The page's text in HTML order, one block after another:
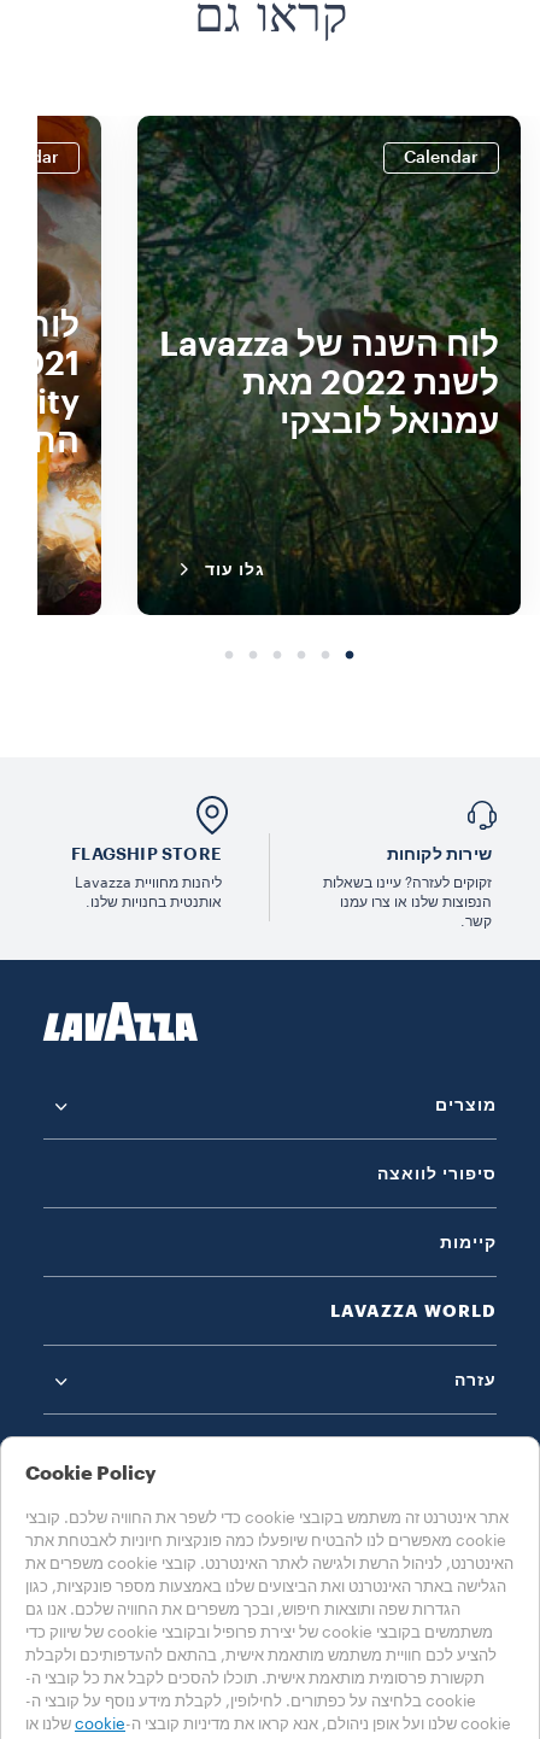
קראו גם
Calendar
לוח השנה של Lavazza
לשנת 2022 מאת
עמנואל לובצקי
גלו עוד
שירות לקוחות
זקוקים לעזרה? עיינו בשאלות
הנפוצות שלנו או צרו עמנו
קשר.
FLAGSHIP STORE
ליהנות מחוויית Lavazza
אותנטית בחנויות שלנו.
מוצרים
סיפורי לוואצה
קיימות
LAVAZZA WORLD
עזרה
ישראל
Accessibility Statement Cookie הגדרות
מדיניות Cookie
מדיניות הפרטיות
Cookie Policy
אתר אינטרנט זה משתמש בקובצי cookie כדי לשפר את החוויה שלכם. קובצי
cookie מאפשרים לנו להבטיח שיופעלו כמה פונקציות חיוניות לאבטחת אתר
האינטרנט, לניהול הרשת ולגישה לאתר האינטרנט. קובצי cookie משפרים את
הגלישה באתר האינטרנט ואת הביצועים שלנו באמצעות מספר פונקציות, כגון
הגדרות שפה ותוצאות חיפוש, ובכך משפרים את החוויה שלכם. אנו גם
משתמשים בקובצי cookie של יצירת פרופיל ובקובצי cookie של שיווק כדי
להציע לכם חוויית משתמש מותאמת אישית, בהתאם להעדפותיכם ולקבלת
תקשורת פרסומית מותאמת אישית. תוכלו להסכים לקבל את כל קובצי ה-
cookie בלחיצה על כפתורים. לחילופין, לקבלת מידע נוסף על קובצי ה-
cookie שלנו ועל אופן ניהולם, אנא קראו את מדיניות קובצי ה-
cookie שלנו או